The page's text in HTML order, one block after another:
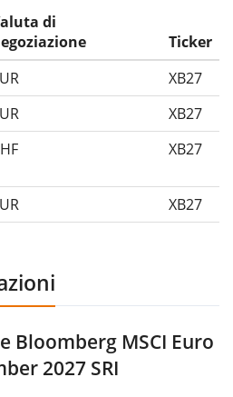
di
Ticker
XB27
XB27
XB27
XB27
Bloomberg MSCI Euro
2027 SRI